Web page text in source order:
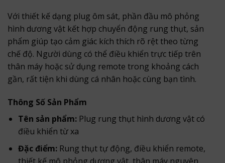
Với thiết kế dạng plug ôm sát, phần đầu mô phỏng
hình dương vật kết hợp chuyển động rung thụt, sản
phẩm giúp tạo cảm giác kích thích rõ rệt theo từng
chế độ. Người dùng có thể điều khiển trực tiếp trên
thân máy hoặc sử dụng remote trong khoảng cách
gần, rất tiện khi dùng cá nhân hoặc cùng bạn tình.
Thông Số Sản Phẩm
Tên sản phẩm:Plug rung thụt hình dương vật có
điều khiển từ xa
Đặc điểm:Rung thụt tự động, điều khiển remote,